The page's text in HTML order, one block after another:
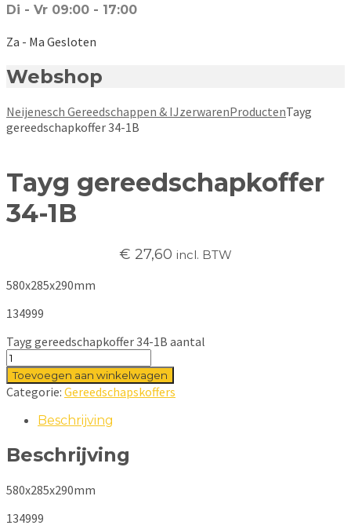
Di - Vr 09:00 - 17:00
Za - Ma Gesloten
Webshop
Neijenesch Gereedschappen & IJzerwarenProductenTayg
gereedschapkoffer 34-1B
Tayg gereedschapkoffer
34-1B
€ 27,60 incl. BTW
580x285x290mm
134999
Tayg gereedschapkoffer 34-1B aantal
Toevoegen aan winkelwagen
Categorie: Gereedschapskoffers
Beschrijving
Beschrijving
580x285x290mm
134999